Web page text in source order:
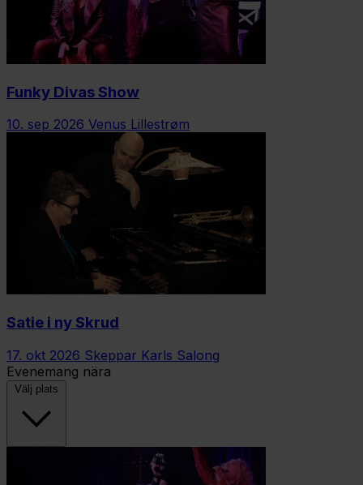
Funky Divas Show
10. sep 2026 Venus Lillestrøm
Satie i ny Skrud
17. okt 2026 Skeppar Karls Salong
Evenemang nära
Välj plats